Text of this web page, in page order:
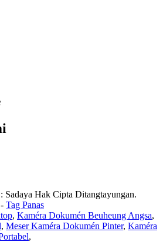
Hak Cipta Ditangtayungan.
- Tag Panas
, Kaméra Dokumén Beuheung Angsa,
, Meser Kaméra Dokumén Pinter, Kaméra
,